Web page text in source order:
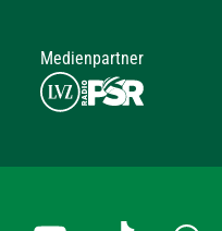
Medienpartner